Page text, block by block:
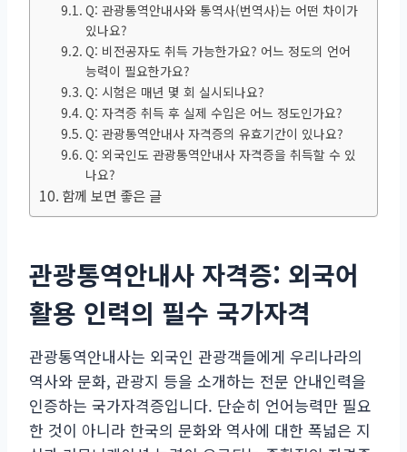
Q: 관광통역안내사와 통역사(번역사)는 어떤 차이가
있나요?
Q: 비전공자도 취득 가능한가요? 어느 정도의 언어
능력이 필요한가요?
Q: 시험은 매년 몇 회 실시되나요?
Q: 자격증 취득 후 실제 수입은 어느 정도인가요?
Q: 관광통역안내사 자격증의 유효기간이 있나요?
Q: 외국인도 관광통역안내사 자격증을 취득할 수 있
나요?
함께 보면 좋은 글
관광통역안내사 자격증: 외국어
활용 인력의 필수 국가자격
관광통역안내사는 외국인 관광객들에게 우리나라의
역사와 문화, 관광지 등을 소개하는 전문 안내인력을
인증하는 국가자격증입니다. 단순히 언어능력만 필요
한 것이 아니라 한국의 문화와 역사에 대한 폭넓은 지